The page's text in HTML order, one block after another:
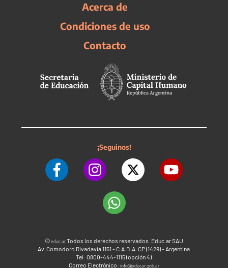
Acerca de
Condiciones de uso
Contacto
¡Seguinos!
©educ.arTodos los derechos reservados. Educ.ar SAU
Av. Comodoro Rivadavia 1151 - C.A.B.A. CP (1429) - Argentina
Tel: 0800-444-1115 (opción 4)
Correo Electrónico: info@educar.gob.ar